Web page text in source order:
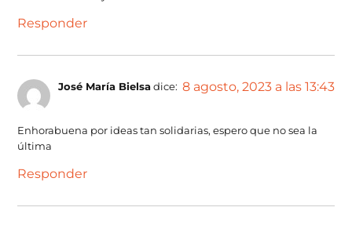
Responder
José María Bielsa dice: 8 agosto, 2023 a las 13:43
Enhorabuena por ideas tan solidarias, espero que no sea la
última
Responder